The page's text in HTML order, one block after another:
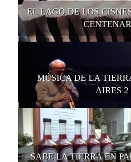
EL LAGO DE LOS
MÚSICA DE LA
AIRES 2
SABE LA TIERRA EN